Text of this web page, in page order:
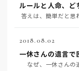
ルールと人命、ど
2018.08.02
一休さんの遺言